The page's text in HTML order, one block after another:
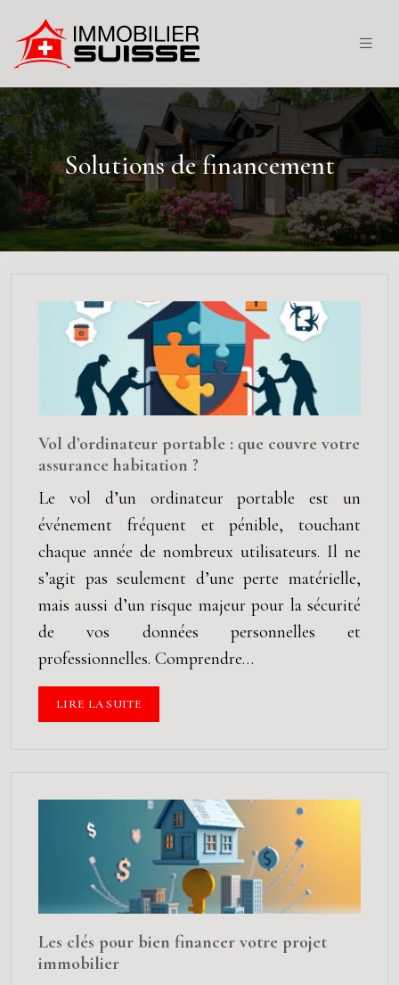
Solutions de financement
Vol d’ordinateur portable : que couvre votre
assurance habitation ?
Le vol d’un ordinateur portable est un
événement fréquent et pénible, touchant
chaque année de nombreux utilisateurs. Il ne
s’agit pas seulement d’une perte matérielle,
mais aussi d’un risque majeur pour la sécurité
de vos données personnelles et
professionnelles. Comprendre…
LIRE LA SUITE
Les clés pour bien financer votre projet
immobilier